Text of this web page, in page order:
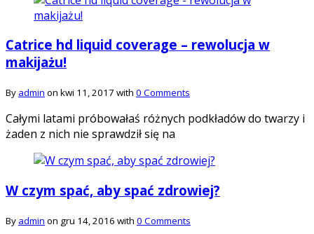
Catrice hd liquid coverage – rewolucja w
makijażu!
By admin on kwi 11, 2017 with 0 Comments
Całymi latami próbowałaś różnych podkładów do twarzy i
żaden z nich nie sprawdził się na
W czym spać, aby spać zdrowiej?
By admin on gru 14, 2016 with 0 Comments